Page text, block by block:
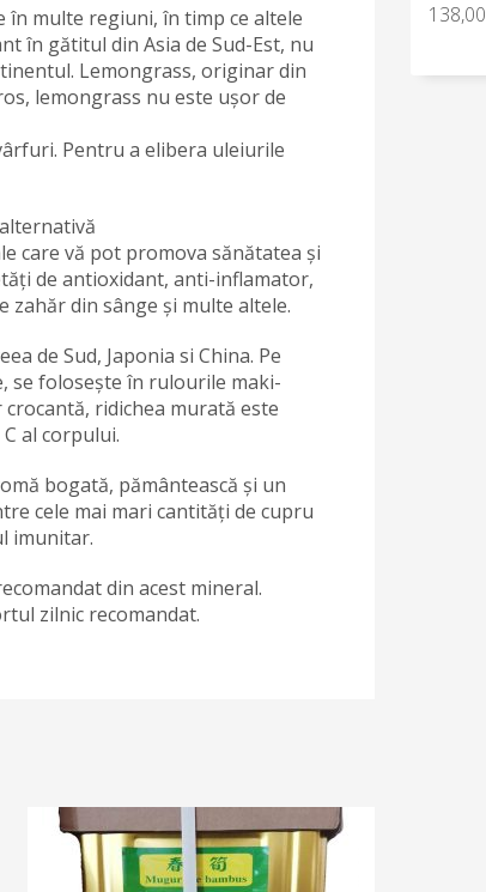
multe regiuni, în timp ce altele
în gătitul din Asia de Sud-Est, nu
Lemongrass, originar din
lemongrass nu este ușor de
Pentru a elibera uleiurile
care vă pot promova sănătatea și
de antioxidant, anti-inflamator,
din sânge și multe altele.
de Sud, Japonia si China. Pe
se folosește în rulourile maki-
ridichea murată este
al corpului.
bogată, pământească și un
cele mai mari cantități de cupru
imunitar.
din acest mineral.
zilnic recomandat.
138,00